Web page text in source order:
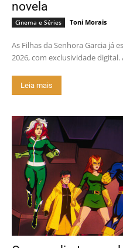
novela
Cinema e Séries Toni Morais
As Filhas da Senhora Garcia já
2026, com exclusividade
Leia mais